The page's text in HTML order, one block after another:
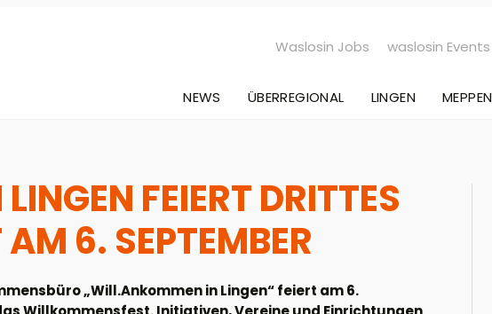
Waslosin Jobs waslosin Events
NEWS ÜBERREGIONAL LINGEN MEPPEN
FEIERT DRITTES
6. SEPTEMBER
„Will.Ankommen in Lingen“ feiert am 6.